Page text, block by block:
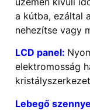
a kútba, ezáltal
nehezítse vagy
LCD panel:
elektromosság
Lebegő